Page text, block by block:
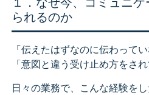
られるのか
「伝えたはずなのに伝わってい
「意図と違う受け止め方をされ
日々の業務で、こんな経験を